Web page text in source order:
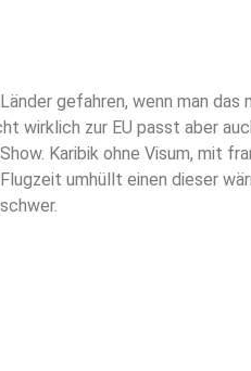
gefahren, wenn man
wirklich zur EU passt aber
Show. Karibik ohne Visum, mit
Flugzeit umhüllt einen dieser
schwer.